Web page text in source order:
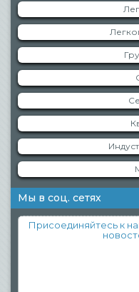
Мы в соц. сетях
Присоединяйтесь к